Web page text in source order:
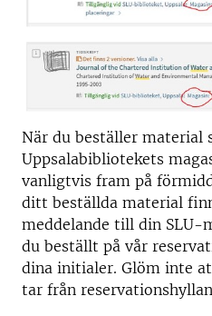
När du beställer material
Uppsalabibliotekets
vanligtvis fram på
ditt beställda material
meddelande till din SLU-
du beställt på vår
dina initialer. Glöm inte
tar från